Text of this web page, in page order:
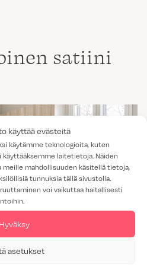
käyttää evästeitä
käytämme teknologioita, kuten
laitetietoja. Näiden
mahdollisuuden käsitellä tietoja,
tunnuksia tällä sivustolla.
voi vaikuttaa haitallisesti
Hyväksy
asetukset
satiini
VALKOINEN